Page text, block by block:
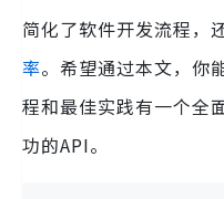
简化了软件开发流程，
率。希望通过本文，你
程和最佳实践有一个全
功的API。